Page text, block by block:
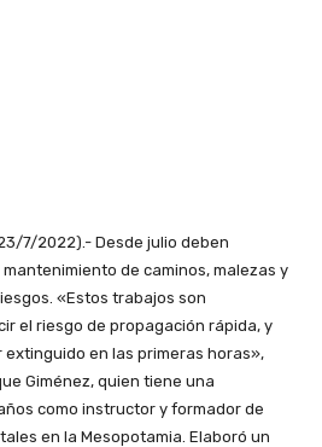
(23/7/2022).- Desde julio deben
de caminos, malezas y
«Estos trabajos son
el riesgo de propagación rápida, y
en las primeras horas»,
Giménez, quien tiene una
como instructor y formador de
en la Mesopotamia. Elaboró un